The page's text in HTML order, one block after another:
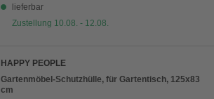
lieferbar
Zustellung 10.08. - 12.08.
HAPPY PEOPLE
Gartenmöbel-Schutzhülle, für Gartentisch, 125x83
cm